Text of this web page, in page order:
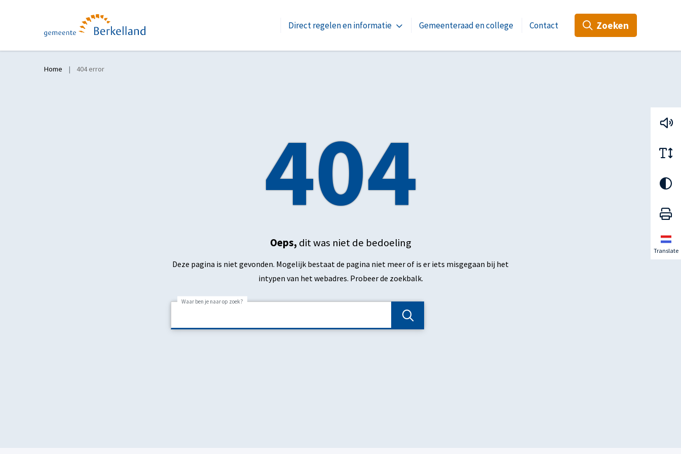
Direct regelen en informatie Gemeenteraad en college Contact Zoeken
Translate
Home 404 error
404
Oeps, dit was niet de bedoeling
Deze pagina is niet gevonden. Mogelijk bestaat de pagina niet meer of is er iets misgegaan bij het
intypen van het webadres. Probeer de zoekbalk.
Waar ben je naar op zoek?